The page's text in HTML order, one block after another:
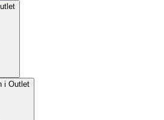
i Outlet